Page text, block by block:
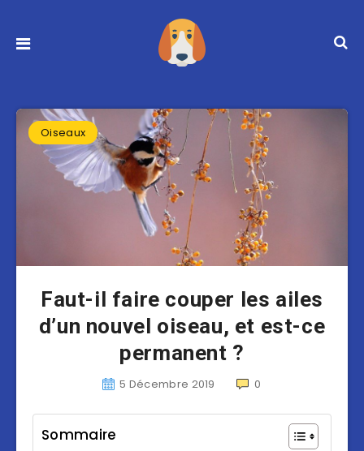
Oiseaux
Faut-il faire couper les ailes
d’un nouvel oiseau, et est-ce
permanent ?
5 Décembre 2019 0
Sommaire